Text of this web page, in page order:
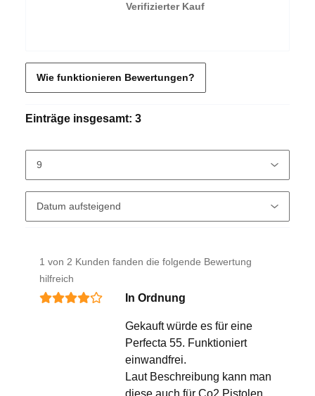
Verifizierter Kauf
Wie funktionieren Bewertungen?
Einträge insgesamt: 3
1 von 2 Kunden fanden die folgende Bewertung
hilfreich
In Ordnung
Gekauft würde es für eine
Perfecta 55. Funktioniert
einwandfrei.
Laut Beschreibung kann man